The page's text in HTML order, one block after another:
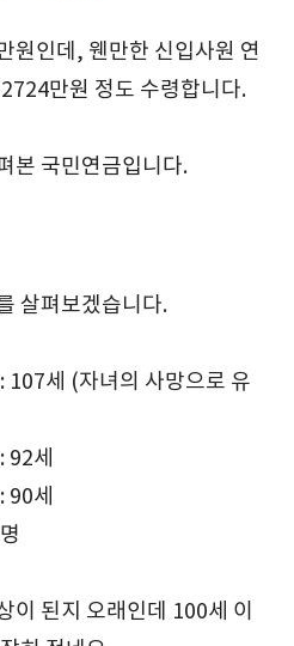
원인데, 웬만한 신입사원 연
만원 정도 수령합니다.
본 국민연금입니다.
살펴보겠습니다.
107세 (자녀의 사망으로 유
세
세
이 된지 오래인데 100세 이